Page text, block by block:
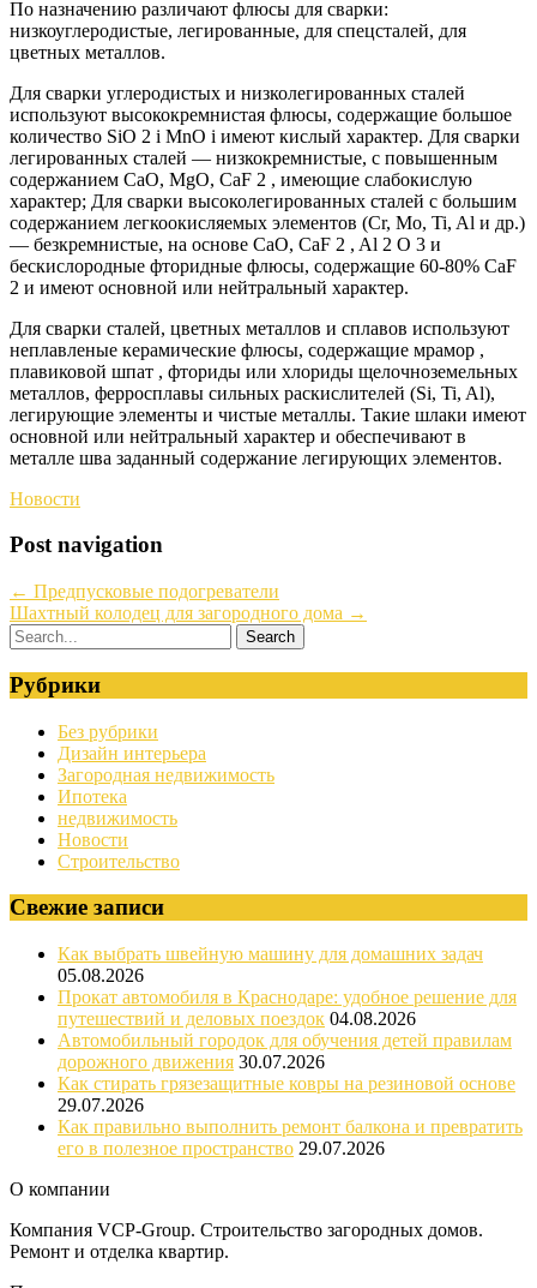
По назначению различают флюсы для сварки:
низкоуглеродистые, легированные, для спецсталей, для
цветных металлов.
Для сварки углеродистых и низколегированных сталей
используют высококремнистая флюсы, содержащие большое
количество SiO 2 i MnO i имеют кислый характер. Для сварки
легированных сталей — низкокремнистые, с повышенным
содержанием СаО, MgO, CaF 2 , имеющие слабокислую
характер; Для сварки высоколегированных сталей с большим
содержанием легкоокисляемых элементов (Cr, Mo, Ti, Al и др.)
— безкремнистые, на основе CaO, CaF 2 , Al 2 O 3 и
бескислородные фторидные флюсы, содержащие 60-80% CaF
2 и имеют основной или нейтральный характер.
Для сварки сталей, цветных металлов и сплавов используют
неплавленые керамические флюсы, содержащие мрамор ,
плавиковой шпат , фториды или хлориды щелочноземельных
металлов, ферросплавы сильных раскислителей (Si, Ti, Al),
легирующие элементы и чистые металлы. Такие шлаки имеют
основной или нейтральный характер и обеспечивают в
металле шва заданный содержание легирующих элементов.
Новости
Post navigation
← Предпусковые подогреватели
Шахтный колодец для загородного дома →
Рубрики
Без рубрики
Дизайн интерьера
Загородная недвижимость
Ипотека
недвижимость
Новости
Строительство
Свежие записи
Как выбрать швейную машину для домашних задач
05.08.2026
Прокат автомобиля в Краснодаре: удобное решение для
путешествий и деловых поездок 04.08.2026
Автомобильный городок для обучения детей правилам
дорожного движения 30.07.2026
Как стирать грязезащитные ковры на резиновой основе
29.07.2026
Как правильно выполнить ремонт балкона и превратить
его в полезное пространство 29.07.2026
О компании
Компания VCP-Group. Строительство загородных домов.
Ремонт и отделка квартир.